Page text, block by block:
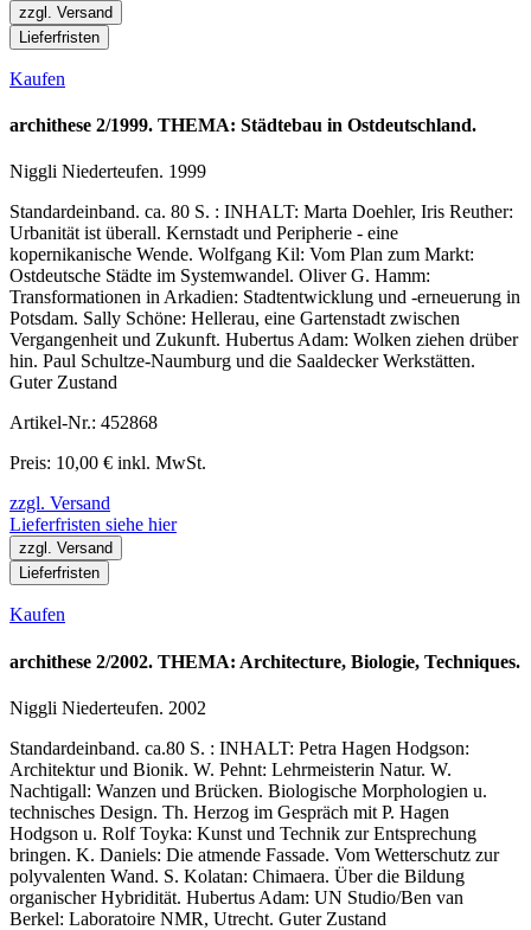
zzgl. Versand
Lieferfristen
Kaufen
archithese 2/1999. THEMA: Städtebau in Ostdeutschland.
Niggli Niederteufen. 1999
Standardeinband. ca. 80 S. : INHALT: Marta Doehler, Iris Reuther:
Urbanität ist überall. Kernstadt und Peripherie - eine
kopernikanische Wende. Wolfgang Kil: Vom Plan zum Markt:
Ostdeutsche Städte im Systemwandel. Oliver G. Hamm:
Transformationen in Arkadien: Stadtentwicklung und -erneuerung in
Potsdam. Sally Schöne: Hellerau, eine Gartenstadt zwischen
Vergangenheit und Zukunft. Hubertus Adam: Wolken ziehen drüber
hin. Paul Schultze-Naumburg und die Saaldecker Werkstätten.
Guter Zustand
Artikel-Nr.: 452868
Preis: 10,00 € inkl. MwSt.
zzgl. Versand
Lieferfristen siehe hier
zzgl. Versand
Lieferfristen
Kaufen
archithese 2/2002. THEMA: Architecture, Biologie, Techniques.
Niggli Niederteufen. 2002
Standardeinband. ca.80 S. : INHALT: Petra Hagen Hodgson:
Architektur und Bionik. W. Pehnt: Lehrmeisterin Natur. W.
Nachtigall: Wanzen und Brücken. Biologische Morphologien u.
technisches Design. Th. Herzog im Gespräch mit P. Hagen
Hodgson u. Rolf Toyka: Kunst und Technik zur Entsprechung
bringen. K. Daniels: Die atmende Fassade. Vom Wetterschutz zur
polyvalenten Wand. S. Kolatan: Chimaera. Über die Bildung
organischer Hybridität. Hubertus Adam: UN Studio/Ben van
Berkel: Laboratoire NMR, Utrecht. Guter Zustand